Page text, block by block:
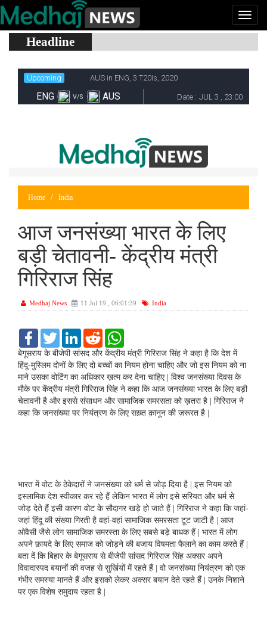
Headline
Home India
आज जनसंख्या भारत के लिए
बड़ी चेतावनी- केंद्रीय मंत्री
गिरिराज सिंह
Medhaj News 11 Jul 19 , 06:01:39 India
F
c
e
o
o
k
T
i
t
t
e
r
L
n
k
d
I
n
R
d
d
t
a
t
A
p
p
बेगूसराय के बीजेपी सांसद और केंद्रीय मंत्री गिरिराज सिंह ने कहा है कि देश में
हिंदू-मुस्लिम दोनों के लिए दो बच्चों का नियम होना चाहिए और जो इस नियम को ना
माने उसका वोटिंग का अधिकार ख़त्म कर देना चाहिए | विश्व जनसंख्या दिवस के
मौके पर केंद्रीय मंत्री गिरिराज सिंह ने कहा कि आज जनसंख्या भारत के लिए बड़ी
चेतावनी है और इससे संसाधन और सामाजिक समरसता को ख़तरा है | गिरिराज ने
कहा कि जनसंख्या पर नियंत्रण के लिए सख़्त क़ानून की ज़रूरत है |
भारत में वोट के ठेकेदारों ने जनसंख्या को धर्म से जोड़ दिया है | इस नियम को
इस्लामिक देश स्वीकार कर रहे हैं लेकिन भारत में लोग इसे सरियत और धर्म से
जोड़ देते हैं इसी कारण वोट के सौदागर खड़े हो जाते हैं | गिरिराज ने कहा कि जहां-
जहां हिंदू की संख्या गिरती है वहां-वहां सामाजिक समरसता टूट जाटी है | आज
ओवैसी जैसे लोग सामाजिक समरस्ता के लिए सबसे बड़े बाधक हैं | भारत में लोग
अपने फ़ायदे के लिए समाज को जोड़ने की बजाय विषमता फैलाने का काम करते हैं |
बता दें कि बिहार के बेगूसराय से बीजेपी सांसद गिरिराज सिंह अक्सर अपने
विवादास्पद बयानों की वजह से सुर्खियों में रहते हैं | वो जनसंख्या नियंत्रण को एक
गंभीर समस्या मानते हैं और इसको लेकर अक्सर बयान देते रहते हैंं | उनके निशाने
पर एक विशेष समुदाय रहता है |